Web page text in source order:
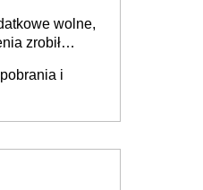
wolne,
zrobił
i